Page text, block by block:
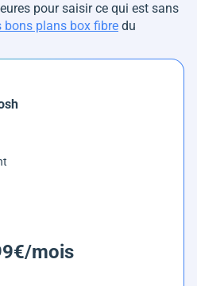
pour saisir ce qui est sans
bons plans box fibre du
mois